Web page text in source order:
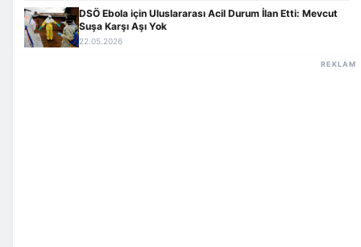
DSÖ Ebola için Uluslararası Acil Durum İlan Etti: Mevcut
Suşa Karşı Aşı Yok
22.05.2026
REKLAM